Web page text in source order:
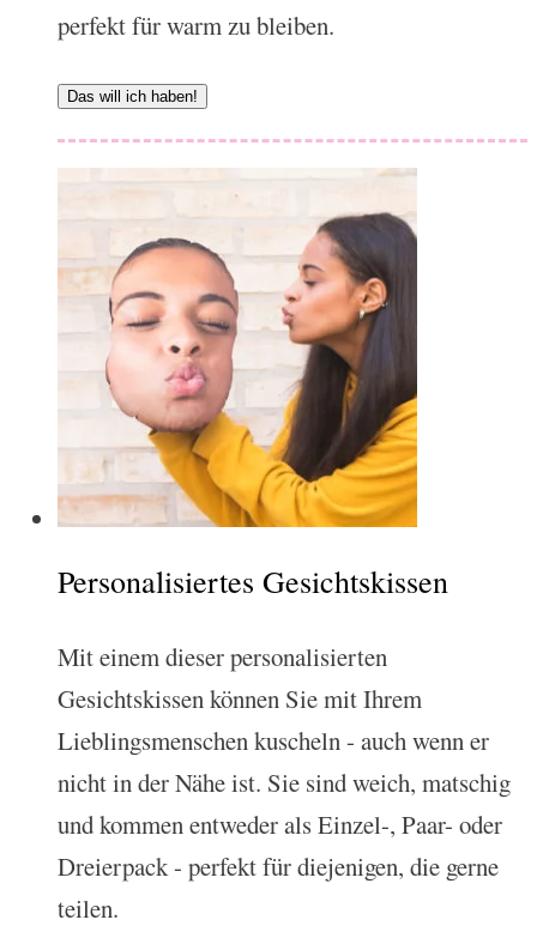
perfekt für warm zu bleiben.
Das will ich haben!
Personalisiertes Gesichtskissen
Mit einem dieser personalisierten
Gesichtskissen können Sie mit Ihrem
Lieblingsmenschen kuscheln - auch wenn er
nicht in der Nähe ist. Sie sind weich, matschig
und kommen entweder als Einzel-, Paar- oder
Dreierpack - perfekt für diejenigen, die gerne
teilen.